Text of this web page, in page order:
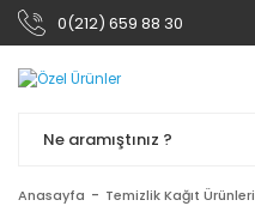
0(212) 659 88 30
Anasayfa Temizlik Kağıt Ürünleri